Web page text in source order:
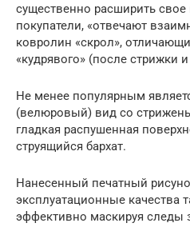
существенно расширить
покупатели, «отвечают
ковролин «скрол»,
«кудрявого» (после стрижки
Не менее популярным
(велюровый) вид со
гладкая распушенная
струящийся бархат.
Нанесенный печатный
эксплуатационные качества
эффективно маскируя следы